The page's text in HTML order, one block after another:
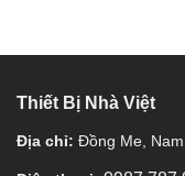
Thiết Bị Nhà Việt
Địa chỉ: Đồng Me,